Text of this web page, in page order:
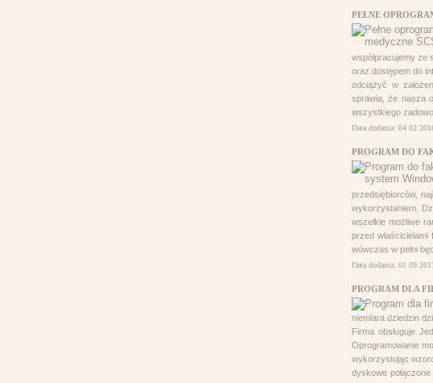
PEŁNE
współpracujemy ze
oraz dostępem do
odciążyć w
sprawia, że nasza
wszystkiego
Data dodania: 04 02
PROGRAM DO
przedsiębiorców,
wykorzystaniem.
wszelkie możliwe
przed
wówczas w pełni
Data dodania: 01 09
PROGRAM DLA
niemiara dziedzin
Firma obsługuje
Oprogramowanie
wykorzystując
dyskowe